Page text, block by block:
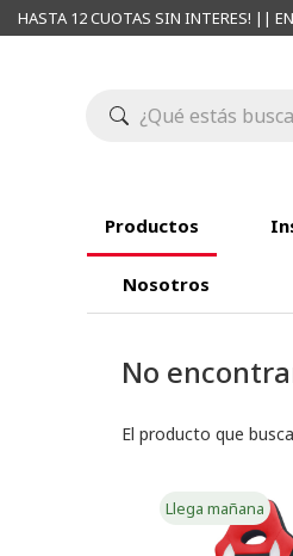
HASTA 12 CUOTAS SIN INTERES! ||
Productos
Nosotros
No
El producto que
Llega mañana